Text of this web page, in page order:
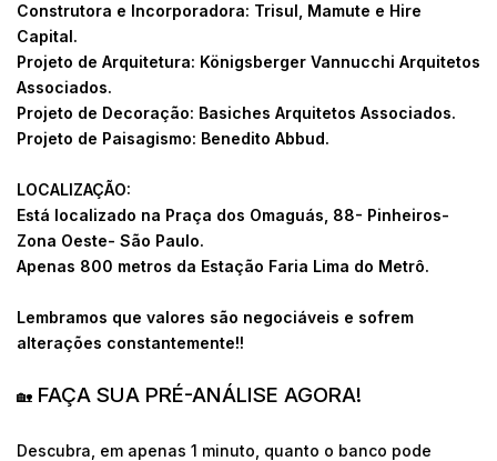
Construtora e Incorporadora: Trisul, Mamute e Hire
Capital.
Projeto de Arquitetura: Königsberger Vannucchi Arquitetos
Associados.
Projeto de Decoração: Basiches Arquitetos Associados.
Projeto de Paisagismo: Benedito Abbud.
LOCALIZAÇÃO:
Está localizado na Praça dos Omaguás, 88- Pinheiros-
Zona Oeste- São Paulo.
Apenas 800 metros da Estação Faria Lima do Metrô.
Lembramos que valores são negociáveis e sofrem
alterações constantemente!!
🏡 FAÇA SUA PRÉ-ANÁLISE AGORA!
Descubra, em apenas 1 minuto, quanto o banco pode